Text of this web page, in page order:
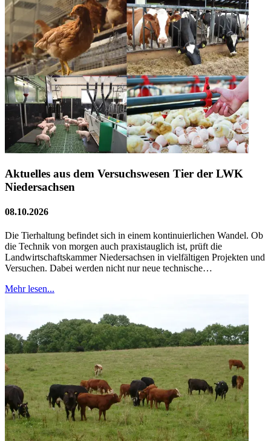
Aktuelles aus dem Versuchswesen Tier der LWK
Niedersachsen
08.10.2026
Die Tierhaltung befindet sich in einem kontinuierlichen Wandel. Ob
die Technik von morgen auch praxistauglich ist, prüft die
Landwirtschaftskammer Niedersachsen in vielfältigen Projekten und
Versuchen. Dabei werden nicht nur neue technische…
Mehr lesen...